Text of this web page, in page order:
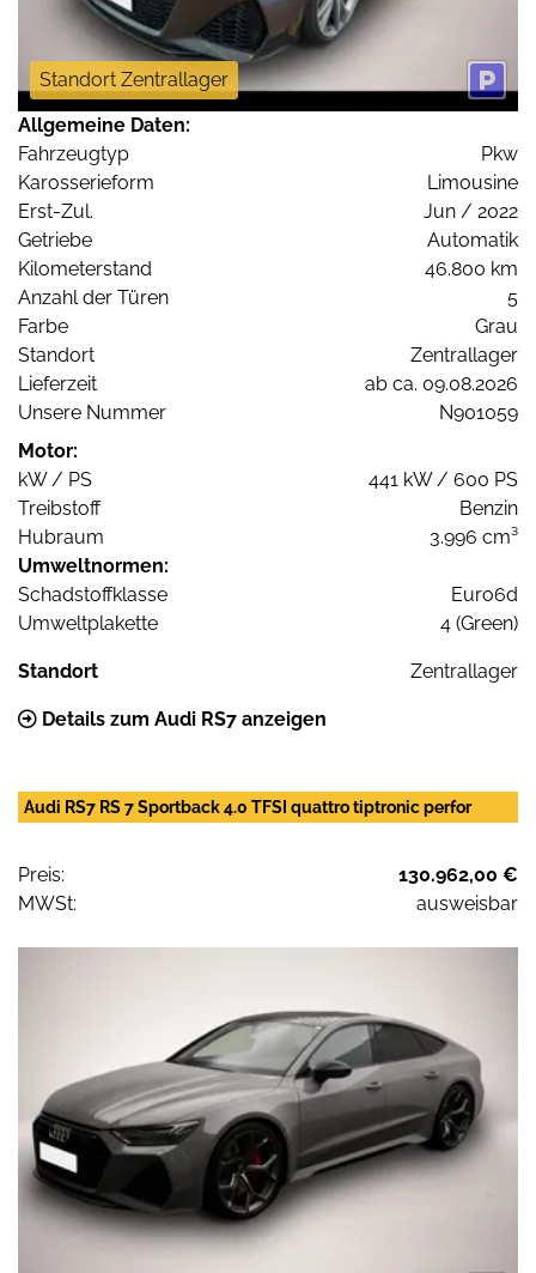
Standort Zentrallager
Allgemeine Daten:
Fahrzeugtyp
Pkw
Karosserieform
Limousine
Erst-Zul.
Jun / 2022
Getriebe
Automatik
Kilometerstand
46.800 km
Anzahl der Türen
5
Farbe
Grau
Standort
Zentrallager
Lieferzeit
ab ca. 09.08.2026
Unsere Nummer
N901059
Motor:
kW / PS
441 kW / 600 PS
Treibstoff
Benzin
Hubraum
3.996 cm³
Umweltnormen:
Schadstoffklasse
Euro6d
Umweltplakette
4 (Green)
Standort Zentrallager
Details zum Audi RS7 anzeigen
Audi RS7 RS 7 Sportback 4.0 TFSI quattro tiptronic perfor
Preis:
130.962,00 €
MWSt:
ausweisbar